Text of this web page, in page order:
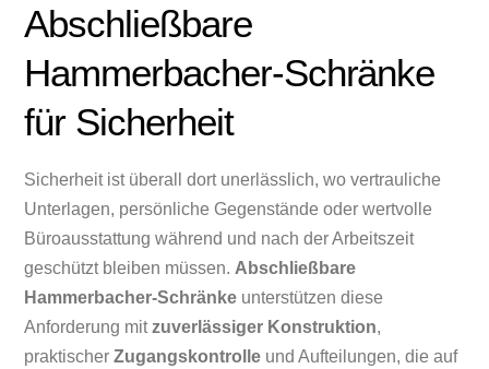
Abschließbare
Hammerbacher-Schränke
für Sicherheit
Sicherheit ist überall dort unerlässlich, wo vertrauliche
Unterlagen, persönliche Gegenstände oder wertvolle
Büroausstattung während und nach der Arbeitszeit
geschützt bleiben müssen. Abschließbare
Hammerbacher-Schränke unterstützen diese
Anforderung mitzuverlässiger Konstruktion,
praktischerZugangskontrolle und Aufteilungen, die auf